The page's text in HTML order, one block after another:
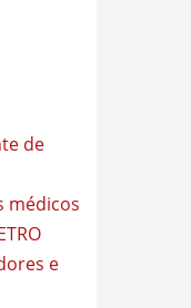
de
médicos
e